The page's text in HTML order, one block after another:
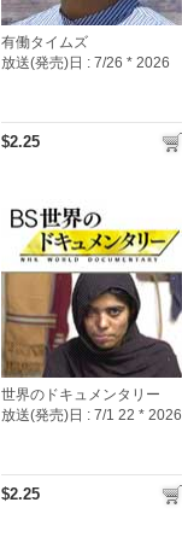
有働タイムズ
放送(発売)日 : 7/26 * 2026
$2.25
世界のドキュメンタリー
放送(発売)日 : 7/1 22 * 2026
$2.25